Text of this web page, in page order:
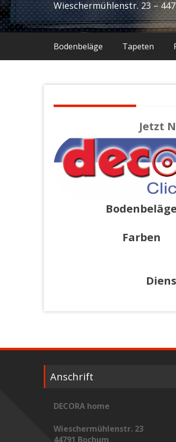
Wieschermühlenstr. 23 –
Bodenbeläge Tapeten
Jetzt
Farben
Anschrift
DECORA home
Wieschermühlenstr. 23
44791 Bochum